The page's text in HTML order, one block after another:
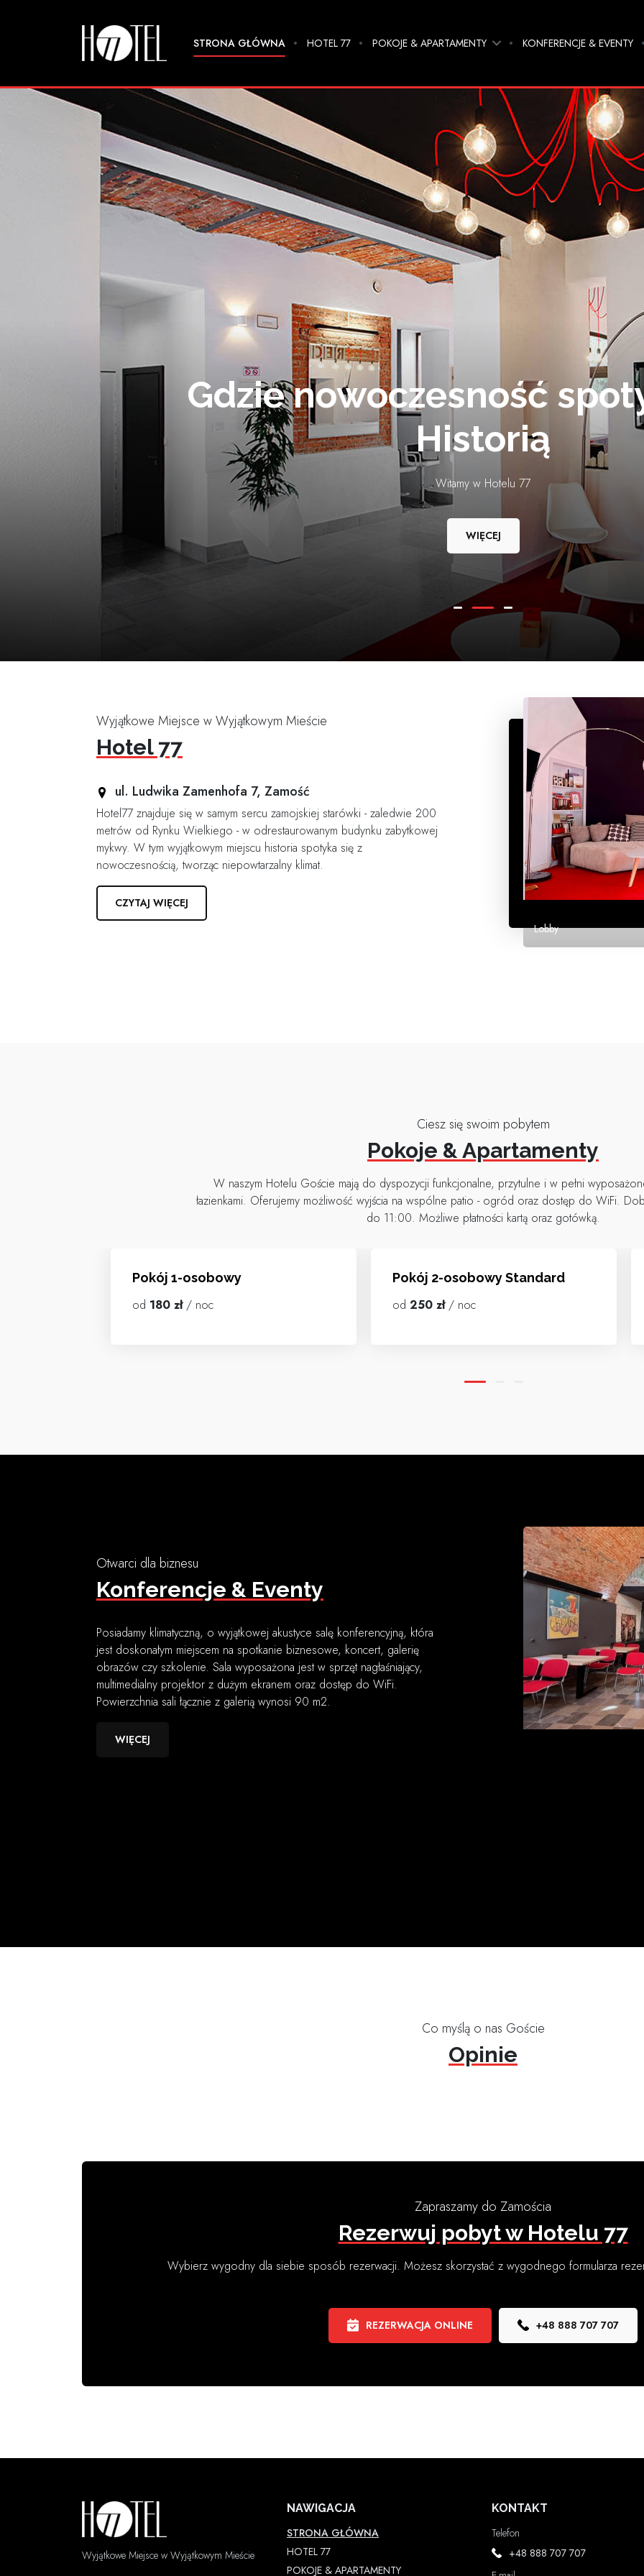
STRONA GŁÓWNA HOTEL 77 POKOJE & APARTAMENTY KONFERENCJE & EVENTY
Konferencje &
Posiadamy klimatyczną salę konferencyjną, która jest doskonałym miejscem na spotkanie
się w niej do 60 osób. Sala wyposażona jest w nowoczesny sprzęt: projektor, duży ekran,
WIĘCEJ
Wyjątkowe Miejsce w Wyjątkowym Mieście
Hotel 77
ul. Ludwika Zamenhofa 7, Zamość
Hotel77 znajduje się w samym sercu zamojskiej starówki - zaledwie 200
metrów od Rynku Wielkiego - w odrestaurowanym budynku zabytkowej
mykwy. W tym wyjątkowym miejscu historia spotyka się z
nowoczesnością, tworząc niepowtarzalny klimat.
CZYTAJ WIĘCEJ
Lobby
Ciesz się swoim pobytem
Pokoje & Apartamenty
W naszym Hotelu Goście mają do dyspozycji funkcjonalne, przytulne i w pełni
łazienkami. Oferujemy możliwość wyjścia na wspólne patio - ogród oraz dostęp do WiFi.
do 11:00. Możliwe płatności kartą oraz gotówką.
Pokój 1-osobowy
od 180 zł / noc
Pokój 2-osobowy Standard
od 250 zł / noc
Otwarci dla biznesu
Konferencje & Eventy
Posiadamy klimatyczną, o wyjątkowej akustyce salę konferencyjną, która
jest doskonałym miejscem na spotkanie biznesowe, koncert, galerię
obrazów czy szkolenie. Sala wyposażona jest w sprzęt nagłaśniający,
multimedialny projektor z dużym ekranem oraz dostęp do WiFi.
Powierzchnia sali łącznie z galerią wynosi 90 m2.
WIĘCEJ
Co myślą o nas Goście
Opinie
Zapraszamy do Zamościa
Rezerwuj pobyt w Hotelu 77
Wybierz wygodny dla siebie sposób rezerwacji. Możesz skorzystać z wygodnego formularza
REZERWACJA ONLINE +48 888 707 707
Wyjątkowe Miejsce w Wyjątkowym Mieście
NAWIGACJA
STRONA GŁÓWNA
HOTEL 77
POKOJE & APARTAMENTY
KONTAKT
Telefon
+48 888 707 707